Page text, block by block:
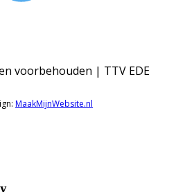
voorbehouden | TTV EDE
MaakMijnWebsite.nl